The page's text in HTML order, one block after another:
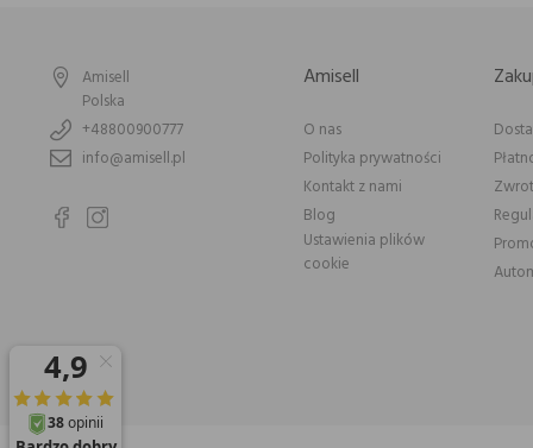
Amisell
Polska
+48800900777
info@amisell.pl
Amisell
O nas
Polityka prywatności
Kontakt z nami
Blog
Ustawienia plików
cookie